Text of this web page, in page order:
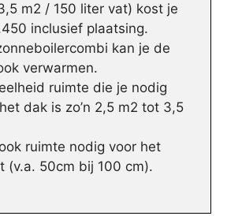
m2 / 150 liter vat) kost je
inclusief plaatsing.
kan je de
verwarmen.
ruimte die je nodig
dak is zo’n 2,5 m2 tot 3,5
ruimte nodig voor het
(v.a. 50cm bij 100 cm).